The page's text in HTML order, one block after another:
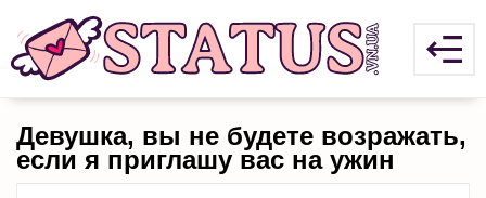
Девушка, вы не будете возражать,
если я приглашу вас на ужин